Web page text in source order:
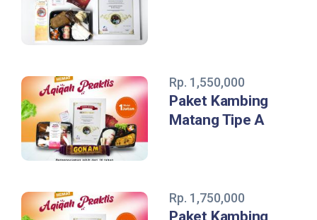
Rp. 1,550,000
Paket Kambing
Matang Tipe A
Rp. 1,750,000
Paket Kambing